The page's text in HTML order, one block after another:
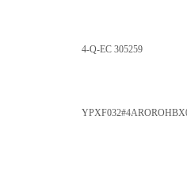
4-Q-EC 305259